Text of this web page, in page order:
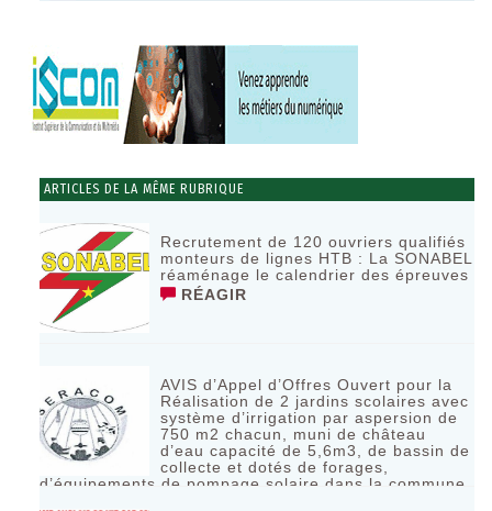
ARTICLES DE LA MÊME RUBRIQUE
Recrutement de 120 ouvriers qualifiés
monteurs de lignes HTB : La SONABEL
réaménage le calendrier des épreuves
RÉAGIR
AVIS d’Appel d’Offres Ouvert pour la
Réalisation de 2 jardins scolaires avec
système d’irrigation par aspersion de
750 m2 chacun, muni de château
d’eau capacité de 5,6m3, de bassin de
collecte et dotés de forages,
d’équipements de pompage solaire dans la commune